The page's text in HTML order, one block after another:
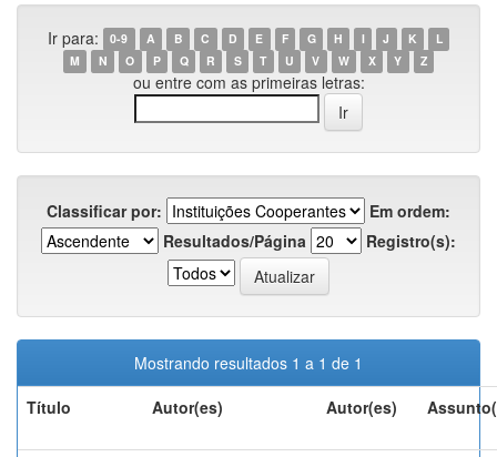
Ir para: 0-9 A B C D E F G H I J K
L
M
N O P Q R S T U V W X Y Z
ou entre com as primeiras letras:
Classificar por:
Em ordem:
Resultados/Página
Registro(s):
Mostrando resultados 1 a 1 de 1
Título
Autor(es) Autor(es)